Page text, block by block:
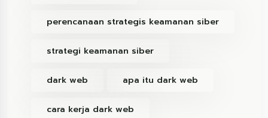
perencanaan strategis keamanan siber
strategi keamanan siber
dark web apa itu dark web
cara kerja dark web